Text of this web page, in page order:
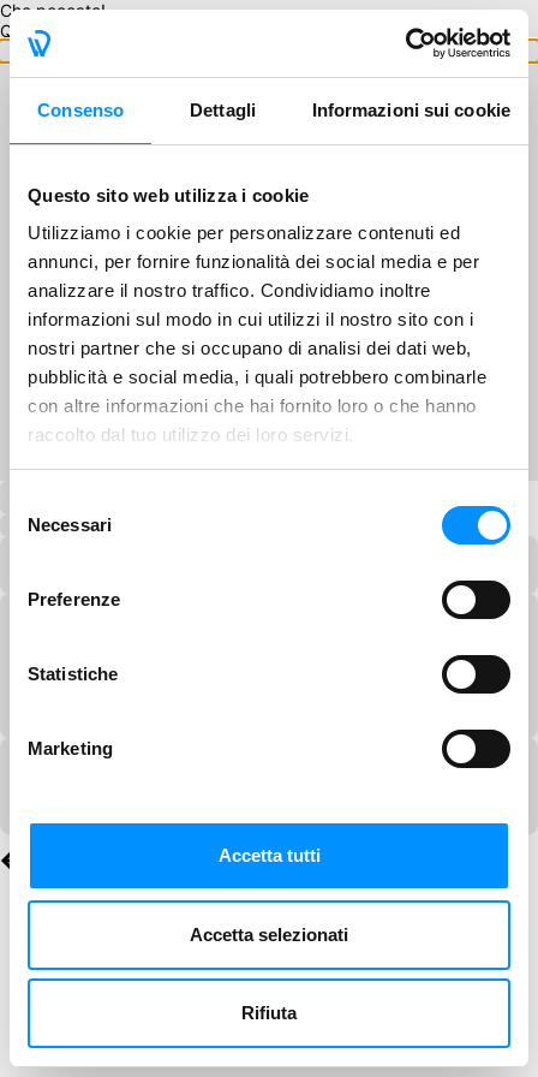
Consenso Dettagli Informazioni sui cookie
Questo sito web utilizza i cookie
Utilizziamo i cookie per personalizzare contenuti ed
annunci, per fornire funzionalità dei social media e per
analizzare il nostro traffico. Condividiamo inoltre
informazioni sul modo in cui utilizzi il nostro sito con i
nostri partner che si occupano di analisi dei dati web,
pubblicità e social media, i quali potrebbero combinarle
con altre informazioni che hai fornito loro o che hanno
raccolto dal tuo utilizzo dei loro servizi.
delNecessari
Preferenze
Statistiche
Marketing
Accetta tutti
Accetta selezionati
Rifiuta
Che peccato!
Questo GA non è disponibile.